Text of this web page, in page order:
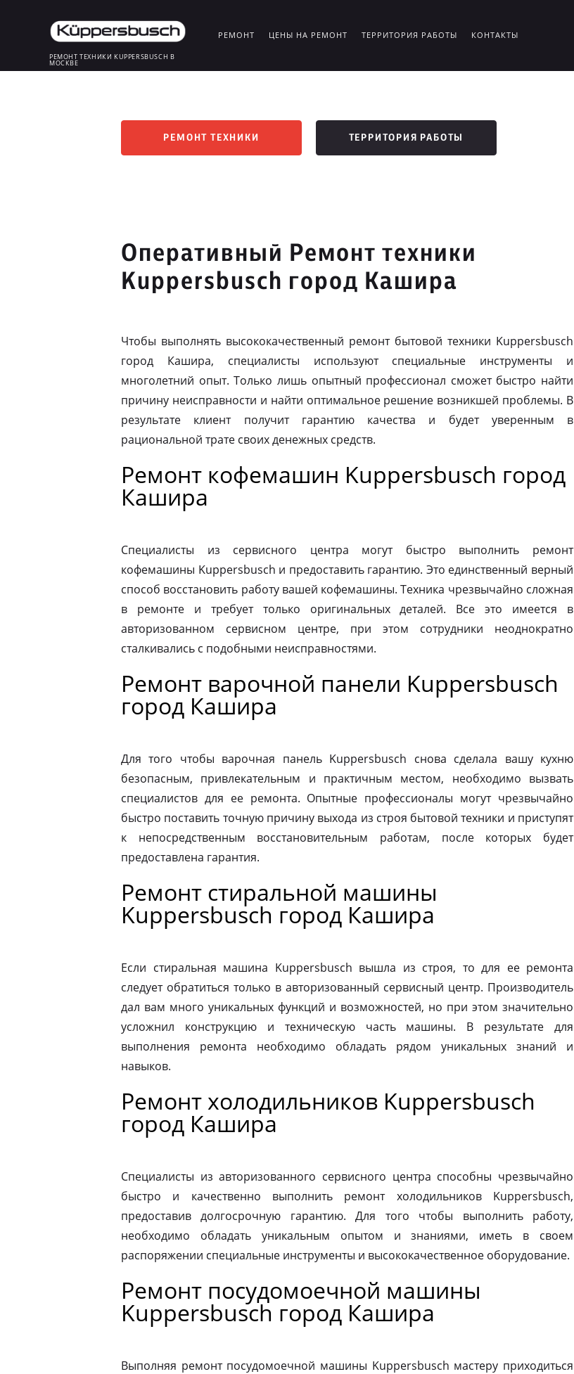
РЕМОНТ ТЕХНИКИ KUPPERSBUSCH В
МОСКВЕ
РЕМОНТ ЦЕНЫ НА РЕМОНТ ТЕРРИТОРИЯ РАБОТЫ КОНТАКТЫ
РЕМОНТ ТЕХНИКИ ТЕРРИТОРИЯ РАБОТЫ
Оперативный Ремонт техники
Kuppersbusch город Кашира
Чтобы выполнять высококачественный ремонт бытовой техники Kuppersbusch
город Кашира, специалисты используют специальные инструменты и
многолетний опыт. Только лишь опытный профессионал сможет быстро найти
причину неисправности и найти оптимальное решение возникшей проблемы. В
результате клиент получит гарантию качества и будет уверенным в
рациональной трате своих денежных средств.
Ремонт кофемашин Kuppersbusch город
Кашира
Специалисты из сервисного центра могут быстро выполнить ремонт
кофемашины Kuppersbusch и предоставить гарантию. Это единственный верный
способ восстановить работу вашей кофемашины. Техника чрезвычайно сложная
в ремонте и требует только оригинальных деталей. Все это имеется в
авторизованном сервисном центре, при этом сотрудники неоднократно
сталкивались с подобными неисправностями.
Ремонт варочной панели Kuppersbusch
город Кашира
Для того чтобы варочная панель Kuppersbusch снова сделала вашу кухню
безопасным, привлекательным и практичным местом, необходимо вызвать
специалистов для ее ремонта. Опытные профессионалы могут чрезвычайно
быстро поставить точную причину выхода из строя бытовой техники и приступят
к непосредственным восстановительным работам, после которых будет
предоставлена гарантия.
Ремонт стиральной машины
Kuppersbusch город Кашира
Если стиральная машина Kuppersbusch вышла из строя, то для ее ремонта
следует обратиться только в авторизованный сервисный центр. Производитель
дал вам много уникальных функций и возможностей, но при этом значительно
усложнил конструкцию и техническую часть машины. В результате для
выполнения ремонта необходимо обладать рядом уникальных знаний и
навыков.
Ремонт холодильников Kuppersbusch
город Кашира
Специалисты из авторизованного сервисного центра способны чрезвычайно
быстро и качественно выполнить ремонт холодильников Kuppersbusch,
предоставив долгосрочную гарантию. Для того чтобы выполнить работу,
необходимо обладать уникальным опытом и знаниями, иметь в своем
распоряжении специальные инструменты и высококачественное оборудование.
Ремонт посудомоечной машины
Kuppersbusch город Кашира
Выполняя ремонт посудомоечной машины Kuppersbusch мастеру приходиться